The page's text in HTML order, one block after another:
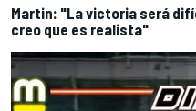
Martin: "La victoria será
creo que es realista"